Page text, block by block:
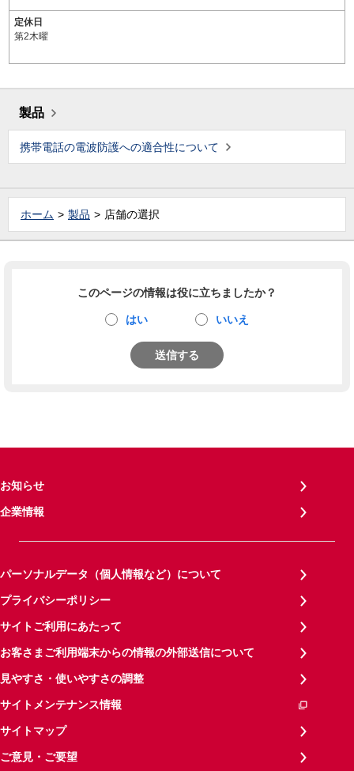
定休日
第2木曜
製品
携帯電話の電波防護への適合性について
ホーム 製品 店舗の選択
このページの情報は役に立ちましたか？
はい いいえ
送信する
お知らせ
企業情報
パーソナルデータ（個人情報など）について
プライバシーポリシー
サイトご利用にあたって
お客さまご利用端末からの情報の外部送信について
見やすさ・使いやすさの調整
サイトメンテナンス情報
サイトマップ
ご意見・ご要望